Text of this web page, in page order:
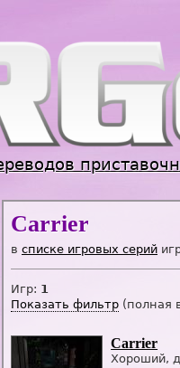
Carrier
в списке игровых серий
Игр: 1
Показать фильтр (полная
Carrier
Хороший,